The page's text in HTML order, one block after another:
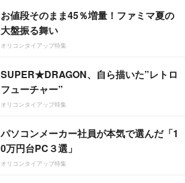
お値段そのまま45％増量！ファミマ夏の
大盤振る舞い
オリコンタイアップ特集
SUPER★DRAGON、自ら描いた”レトロ
フューチャー”
オリコンタイアップ特集
パソコンメーカー社員が本気で選んだ「1
0万円台PC３選」
オリコンタイアップ特集